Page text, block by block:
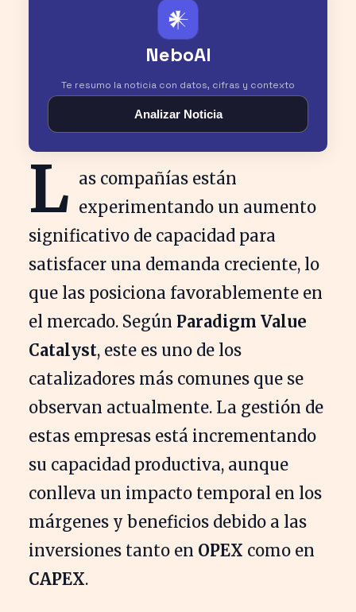
𒀭
NeboAI
Te resumo la noticia con datos, cifras y contexto
Analizar Noticia
L as compañías están
experimentando un aumento
significativo de capacidad para
satisfacer una demanda creciente, lo
que las posiciona favorablemente en
el mercado. Según Paradigm Value
Catalyst, este es uno de los
catalizadores más comunes que se
observan actualmente. La gestión de
estas empresas está incrementando
su capacidad productiva, aunque
conlleva un impacto temporal en los
márgenes y beneficios debido a las
inversiones tanto en OPEX como en
CAPEX.